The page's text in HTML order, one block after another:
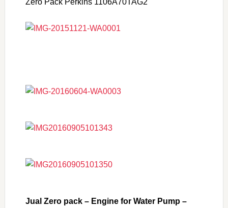
Zero Pack Perkins 1106A70TAG2
Jual Zero pack – Engine for Water Pump –